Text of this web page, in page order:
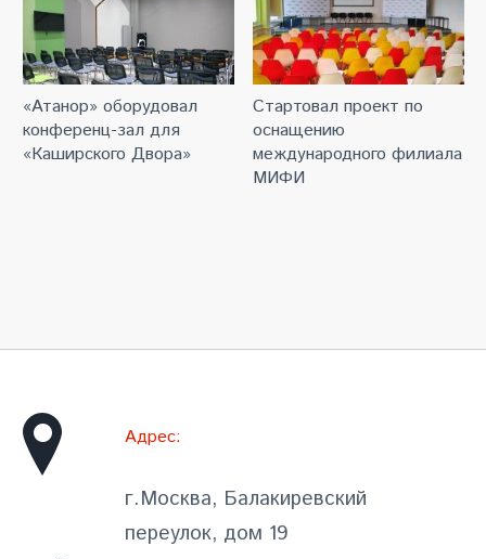
«Атанор» оборудовал
конференц-зал для
«Каширского Двора»
Стартовал проект по
оснащению
международного филиала
МИФИ
Адрес:
г.Москва, Балакиревский
переулок, дом 19